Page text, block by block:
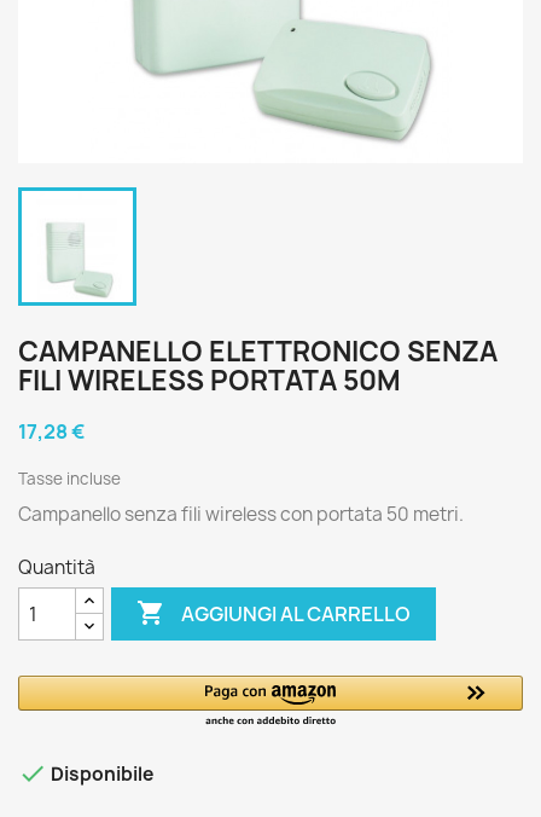
CAMPANELLO ELETTRONICO SENZA
FILI WIRELESS PORTATA 50M
17,28 €
Tasse incluse
Campanello senza fili wireless con portata 50 metri.
Quantità
 AGGIUNGI AL CARRELLO
 Disponibile